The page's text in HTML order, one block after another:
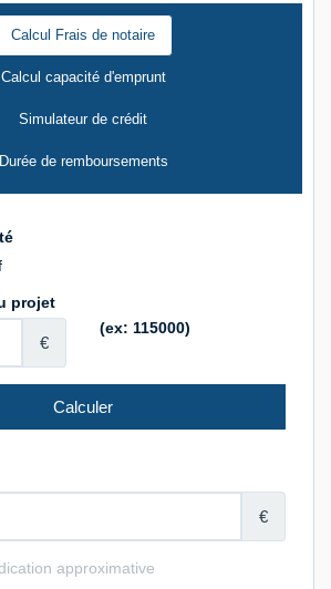
Calcul Frais de notaire
Calcul capacité d'emprunt
Simulateur de crédit
Durée de remboursements